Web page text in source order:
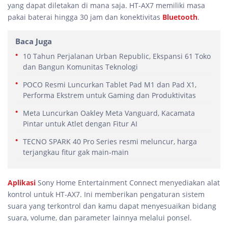
yang dapat diletakan di mana saja. HT-AX7 memiliki masa
pakai baterai hingga 30 jam dan konektivitas Bluetooth.
Baca Juga
10 Tahun Perjalanan Urban Republic, Ekspansi 61 Toko
dan Bangun Komunitas Teknologi
POCO Resmi Luncurkan Tablet Pad M1 dan Pad X1,
Performa Ekstrem untuk Gaming dan Produktivitas
Meta Luncurkan Oakley Meta Vanguard, Kacamata
Pintar untuk Atlet dengan Fitur AI
TECNO SPARK 40 Pro Series resmi meluncur, harga
terjangkau fitur gak main-main
Aplikasi Sony Home Entertainment Connect menyediakan alat
kontrol untuk HT-AX7. Ini memberikan pengaturan sistem
suara yang terkontrol dan kamu dapat menyesuaikan bidang
suara, volume, dan parameter lainnya melalui ponsel.